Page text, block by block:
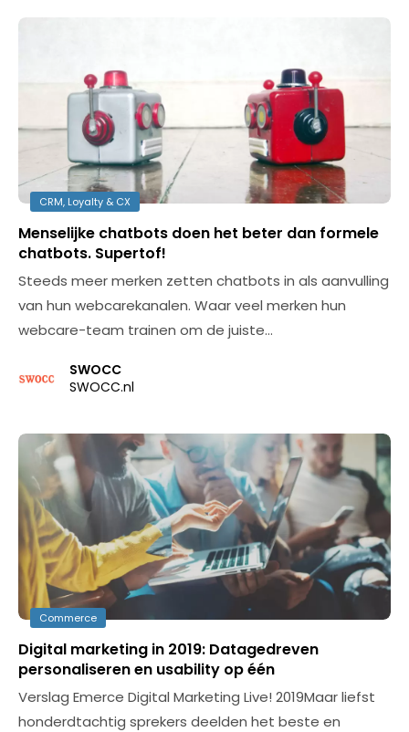
CRM, Loyalty & CX
Menselijke chatbots doen het beter dan formele
chatbots. Supertof!
Steeds meer merken zetten chatbots in als aanvulling
van hun webcarekanalen. Waar veel merken hun
webcare-team trainen om de juiste…
SWOCC
SWOCC.nl
Commerce
Digital marketing in 2019: Datagedreven
personaliseren en usability op één
Verslag Emerce Digital Marketing Live! 2019Maar liefst
honderdtachtig sprekers deelden het beste en